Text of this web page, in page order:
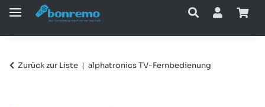
Zurück zur Liste alphatronics TV-Fernbedienung